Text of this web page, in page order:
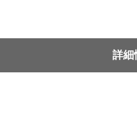
詳細